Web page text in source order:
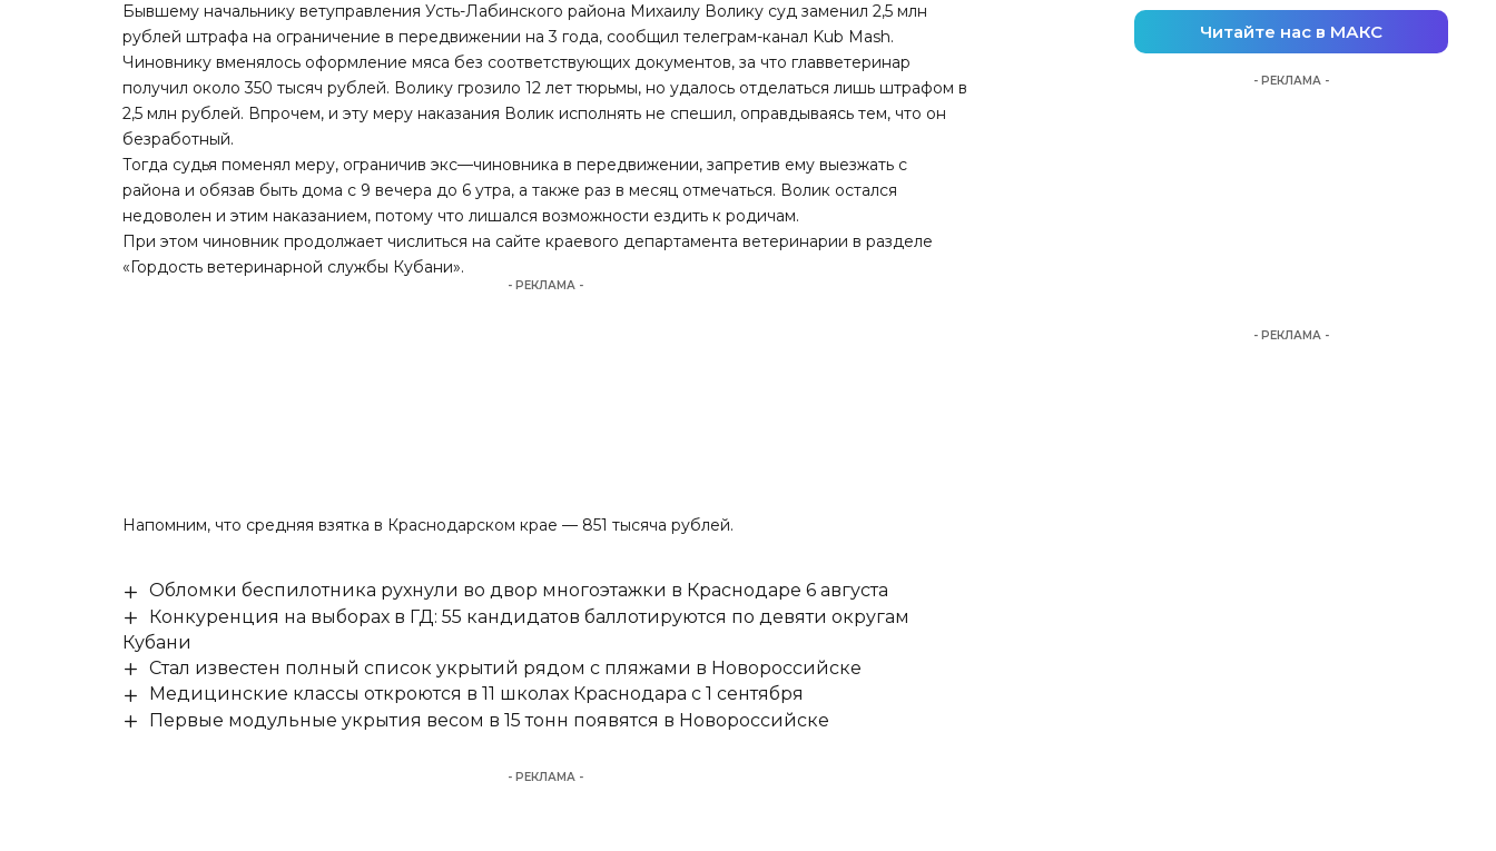
Бывшему начальнику ветуправления Усть-Лабинского района Михаилу Волику суд заменил 2,5 млн
рублей штрафа на ограничение в передвижении на 3 года, сообщил телеграм-канал Kub Mash.
Чиновнику вменялось оформление мяса без соответствующих документов, за что главветеринар
получил около 350 тысяч рублей. Волику грозило 12 лет тюрьмы, но удалось отделаться лишь штрафом в
2,5 млн рублей. Впрочем, и эту меру наказания Волик исполнять не спешил, оправдываясь тем, что он
безработный.
Тогда судья поменял меру, ограничив экс—чиновника в передвижении, запретив ему выезжать с
района и обязав быть дома с 9 вечера до 6 утра, а также раз в месяц отмечаться. Волик остался
недоволен и этим наказанием, потому что лишался возможности ездить к родичам.
При этом чиновник продолжает числиться на сайте краевого департамента ветеринарии в разделе
«Гордость ветеринарной службы Кубани».
- РЕКЛАМА -
Напомним, что средняя взятка в Краснодарском крае — 851 тысяча рублей.
Обломки беспилотника рухнули во двор многоэтажки в Краснодаре 6 августа
Конкуренция на выборах в ГД: 55 кандидатов баллотируются по девяти округам
Кубани
Стал известен полный список укрытий рядом с пляжами в Новороссийске
Медицинские классы откроются в 11 школах Краснодара с 1 сентября
Первые модульные укрытия весом в 15 тонн появятся в Новороссийске
- РЕКЛАМА -
Читайте нас в МАКС
- РЕКЛАМА -
- РЕКЛАМА -